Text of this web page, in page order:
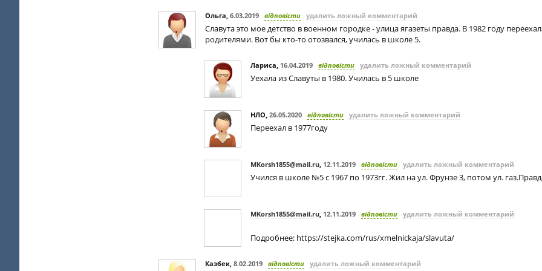
Ольга, 6.03.2019 відповісти удалить ложный комментарий
Славута это мое детство в военном городке - улица ягазеты правда. В 1982 году
родителями. Вот бы кто-то отозвался, училась в школе 5.
Лариса, 16.04.2019 відповісти удалить ложный комментарий
Уехала из Славуты в 1980. Училась в 5 школе
НЛО, 26.05.2020 відповісти удалить ложный комментарий
Переехал в 1977году
MKorsh1855@mail.ru, 12.11.2019 відповісти удалить ложный комментарий
Учился в школе №5 с 1967 по 1973гг. Жил на ул. Фрунзе 3, потом ул.
MKorsh1855@mail.ru, 12.11.2019 відповісти удалить ложный комментарий
Подробнее: https://stejka.com/rus/xmelnickaja/slavuta/
Казбек, 8.02.2019 відповісти удалить ложный комментарий